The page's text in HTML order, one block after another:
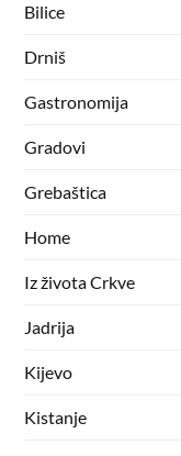
Bilice
Drniš
Gastronomija
Gradovi
Grebaštica
Home
Iz života Crkve
Jadrija
Kijevo
Kistanje